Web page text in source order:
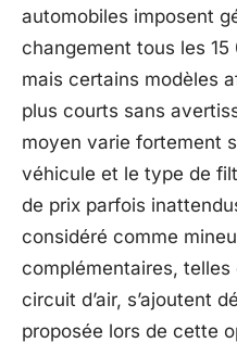
automobiles imposent
changement tous les
mais certains modèles
plus courts sans
moyen varie fortement
véhicule et le type de
de prix parfois
considéré comme
complémentaires,
circuit d’air, s’ajoutent
proposée lors de cette